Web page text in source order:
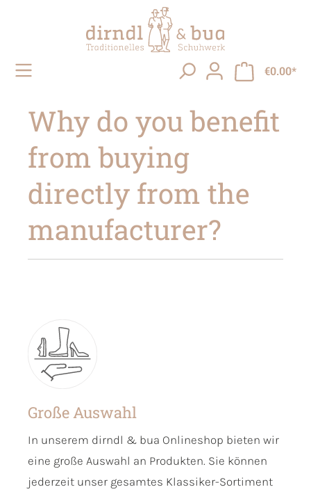
€0.00*
Why do you benefit
from buying
directly from the
manufacturer?
Große Auswahl
In unserem dirndl & bua Onlineshop bieten wir
eine große Auswahl an Produkten. Sie können
jederzeit unser gesamtes Klassiker-Sortiment